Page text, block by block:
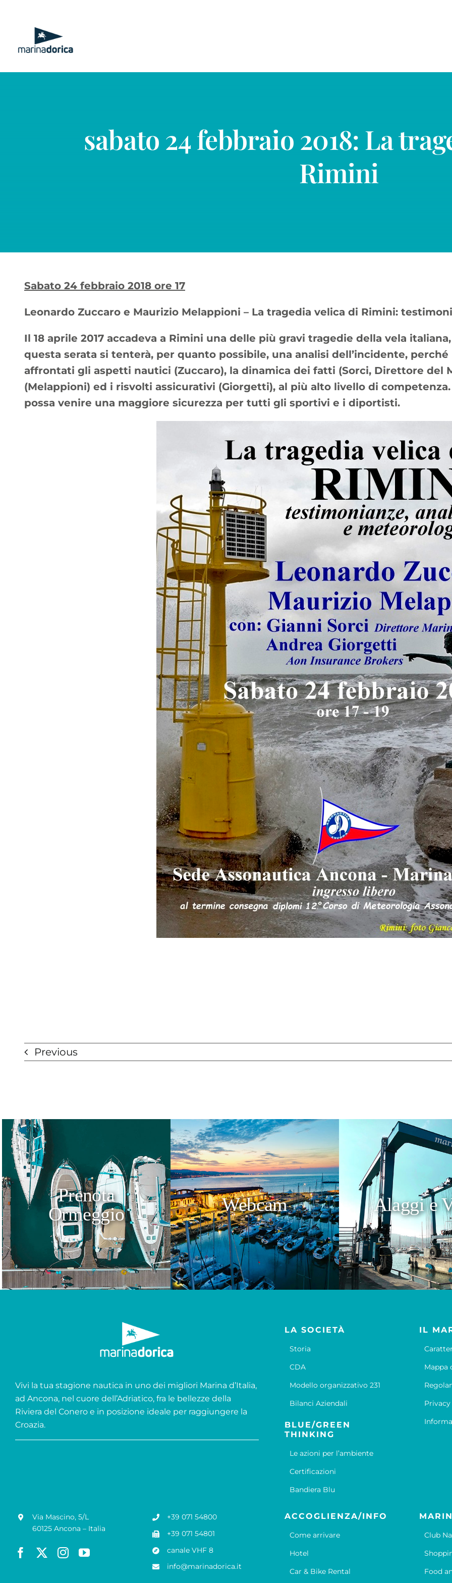
contenuto
sabato 24 febbraio 2018: La
Rimini
Sabato 24 febbraio 2018 ore 17
Leonardo Zuccaro e Maurizio Melappioni – La tragedia velica di Rimini:
Il 18 aprile 2017 accadeva a Rimini una delle più gravi tragedie della vela
questa serata si tenterà, per quanto possibile, una analisi dell’incidente,
affrontati gli aspetti nautici (Zuccaro), la dinamica dei fatti (Sorci, Direttore del
(Melappioni) ed i risvolti assicurativi (Giorgetti), al più alto livello di
possa venire una maggiore sicurezza per tutti gli sportivi e i diportisti.
Previous
Prenota
Ormeggio
Webcam Alaggi e
Vivi la tua stagione nautica in uno dei migliori Marina d’Italia,
ad Ancona, nel cuore dell’Adriatico, fra le bellezze della
Riviera del Conero e in posizione ideale per raggiungere la
Croazia.
LA SOCIETÀ
Storia
CDA
Modello organizzativo 231
Bilanci Aziendali
BLUE/GREEN
THINKING
Le azioni per l’ambiente
Certificazioni
Bandiera Blu
IL
Mappa
Via Mascino, 5/L
60125 Ancona – Italia
+39 071 54800
+39 071 54801
canale VHF 8
info@marinadorica.it
ACCOGLIENZA/INFO
Come arrivare
Hotel
Car & Bike Rental
Club
Food